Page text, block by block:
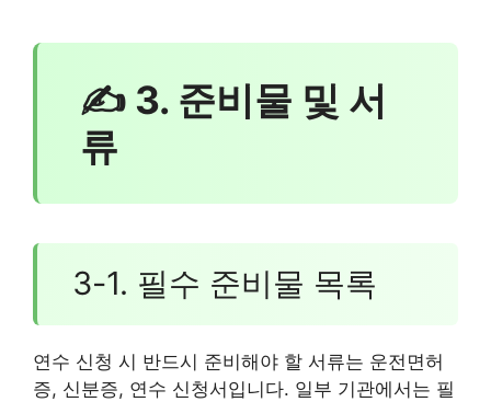
✍ 3. 준비물 및 서
류
3-1. 필수 준비물 목록
연수 신청 시 반드시 준비해야 할 서류는 운전면허
증, 신분증, 연수 신청서입니다. 일부 기관에서는 필